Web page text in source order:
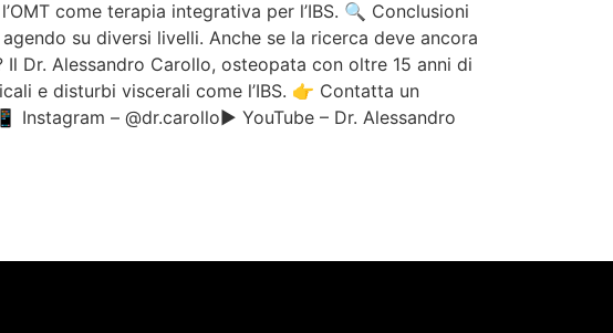
come terapia integrativa per l’IBS. 🔍 Conclusioni
su diversi livelli. Anche se la ricerca deve ancora
Dr. Alessandro Carollo, osteopata con oltre 15 anni di
e disturbi viscerali come l’IBS. 👉 Contatta un
– @dr.carollo▶️ YouTube – Dr. Alessandro